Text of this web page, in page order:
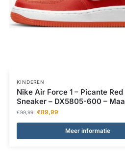
KINDEREN
Nike Air Force 1 – Picante
Sneaker – DX5805-600 –
€99,99 €89,99
Meer informatie